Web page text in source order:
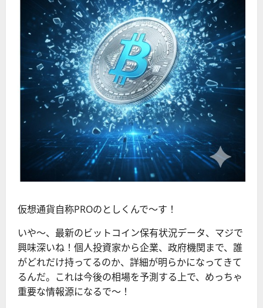
仮想通貨自称PROのとしくんで〜す！
いや〜、最新のビットコイン保有状況データ、マジで
興味深いね！個人投資家から企業、政府機関まで、誰
がどれだけ持ってるのか、詳細が明らかになってきて
るんだ。これは今後の相場を予測する上で、めっちゃ
重要な情報源になるで〜！